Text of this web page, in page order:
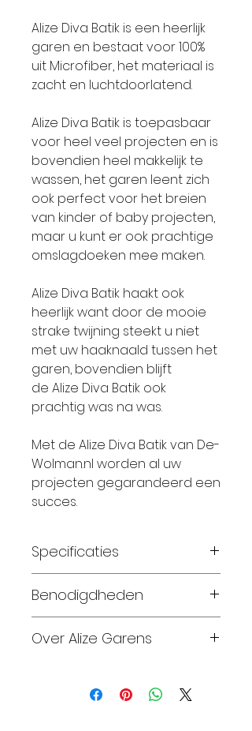
Alize Diva Batik is een heerlijk
garen en bestaat voor 100%
uit Microfiber, het materiaal is
zacht en luchtdoorlatend.
Alize Diva Batik is toepasbaar
voor heel veel projecten en is
bovendien heel makkelijk te
wassen, het garen leent zich
ook perfect voor het breien
van kinder of baby projecten,
maar u kunt er ook prachtige
omslagdoeken mee maken.
Alize Diva Batik haakt ook
heerlijk want door de mooie
strake twijning steekt u niet
met uw haaknaald tussen het
garen, bovendien blijft
de Alize Diva Batik ook
prachtig was na was.
Met de Alize Diva Batik van De-
Wolman.nl worden al uw
projecten gegarandeerd een
succes.
Specificaties
Haaknaalden: 2.5 – 3.5
Looplengte: 350 meter
Wassen: 30 Graden
Benodigdheden
Maat 68-74: 2 bollen
Maat 92-98: 3 bollen
Over Alize Garens
biedt sinds 1984 een grote